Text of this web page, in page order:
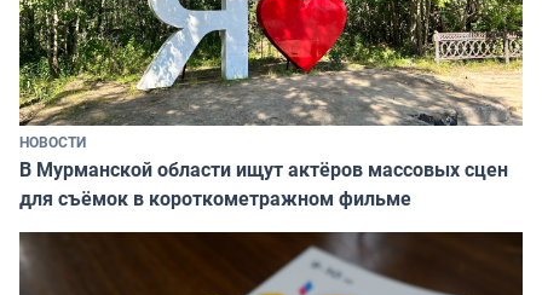
НОВОСТИ
В Мурманской области ищут актёров массовых сцен
для съёмок в короткометражном фильме